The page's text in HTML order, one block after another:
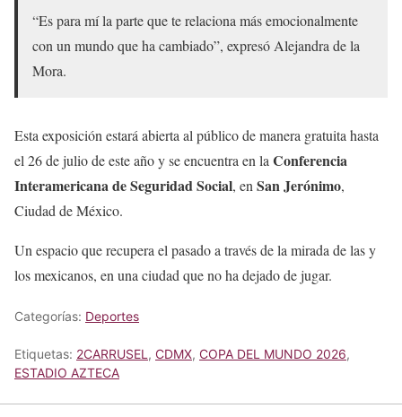
“Es para mí la parte que te relaciona más emocionalmente
con un mundo que ha cambiado”, expresó Alejandra de la
Mora.
Esta exposición estará abierta al público de manera gratuita hasta
el 26 de julio de este año y se encuentra en la Conferencia
Interamericana de Seguridad Social, en San Jerónimo,
Ciudad de México.
Un espacio que recupera el pasado a través de la mirada de las y
los mexicanos, en una ciudad que no ha dejado de jugar.
Categorías: Deportes
Etiquetas: 2CARRUSEL , CDMX, COPA DEL MUNDO 2026,
ESTADIO AZTECA